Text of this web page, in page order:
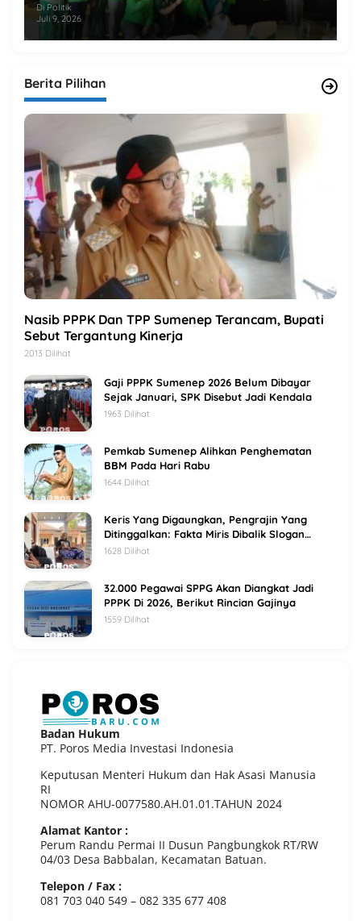
Di Politik
Juli 9, 2026
Berita Pilihan
Nasib PPPK Dan TPP Sumenep Terancam, Bupati
Sebut Tergantung Kinerja
2013 Dilihat
Gaji PPPK Sumenep 2026 Belum Dibayar
Sejak Januari, SPK Disebut Jadi Kendala
1963 Dilihat
Pemkab Sumenep Alihkan Penghematan
BBM Pada Hari Rabu
1644 Dilihat
Keris Yang Digaungkan, Pengrajin Yang
Ditinggalkan: Fakta Miris Dibalik Slogan
Sumenep Kota Keris
1628 Dilihat
32.000 Pegawai SPPG Akan Diangkat Jadi
PPPK Di 2026, Berikut Rincian Gajinya
1559 Dilihat
Badan Hukum
PT. Poros Media Investasi Indonesia
Keputusan Menteri Hukum dan Hak Asasi Manusia
RI
NOMOR AHU-0077580.AH.01.01.TAHUN 2024
Alamat Kantor :
Perum Randu Permai II Dusun Pangbungkok RT/RW
04/03 Desa Babbalan, Kecamatan Batuan.
Telepon / Fax :
081 703 040 549 – 082 335 677 408